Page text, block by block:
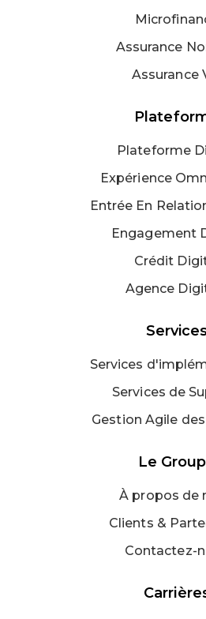
Assurance
Assurance
Plateforme
Expérience
Entrée En
Engagement
Crédit
Agence
Services
Services de
Gestion Agile
Le
À propos de
Clients &
Contactez-